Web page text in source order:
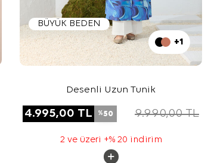
BÜYÜK BEDEN
+1
Desenli Uzun Tunik
4.995,00 TL %50 9.990,00TL
2 ve üzeri +% 20 indirim